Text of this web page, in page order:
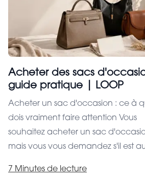
Acheter des sacs
guide pratique | LOOP
Acheter un sac d'occasion : ce à
dois vraiment faire attention Vous
souhaitez acheter un sac
mais vous vous demandez s'il est
7 Minutes de lecture